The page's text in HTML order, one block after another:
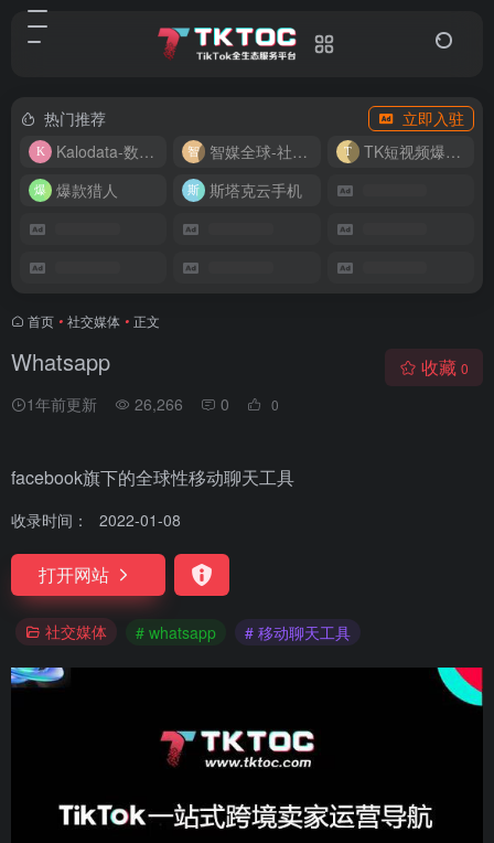
热门推荐
立即入驻
Kalodata-数据分析平台
智媒全球-社媒管理平台
TK短视频爆款复刻
爆款猎人
斯塔克云手机
首页 • 社交媒体 • 正文
Whatsapp
1年前更新 26,266 0 0
收藏 0
facebook旗下的全球性移动聊天工具
收录时间： 2022-01-08
打开网站
社交媒体 # whatsapp # 移动聊天工具